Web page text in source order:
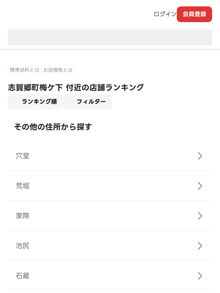
ログイン 会員登録
標準送料とは お店価格とは
志賀郷町梅ケ下 付近の店舗ランキング
ランキング順 フィルター
その他の住所から探す
穴堂
荒堀
家際
池尻
石蔵